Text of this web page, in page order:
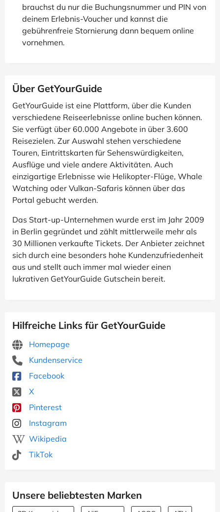
brauchst du nur die Buchungsnummer und PIN von
deinem Erlebnis-Voucher und kannst die
gebührenfreie Stornierung dann bequem online
vornehmen.
Über GetYourGuide
GetYourGuide ist eine Plattform, über die Kunden
verschiedene Reiseerlebnisse online buchen können.
Sie verfügt über 60.000 Angebote in über 3.600
Reisezielen. Zur Auswahl stehen verschiedene
Touren, Eintrittskarten für Sehenswürdigkeiten,
Ausflüge und viele andere Aktivitäten. Auch
einzigartige Erlebnisse wie Helikopter-Flüge, Whale
Watching oder Vulkan-Safaris können über das
Portal gebucht werden.
Das Start-up-Unternehmen wurde erst im Jahr 2009
in Berlin gegründet und zählt mittlerweile mehr als
30 Millionen verkaufte Tickets. Der Anbieter zeichnet
sich durch eine besonders hohe Kundenzufriedenheit
aus und stellt auch immer mal wieder einen
lukrativen GetYourGuide Gutschein bereit.
Hilfreiche Links für GetYourGuide
Homepage
Kundenservice
Facebook
X
Pinterest
Instagram
Wikipedia
TikTok
Unsere beliebtesten Marken